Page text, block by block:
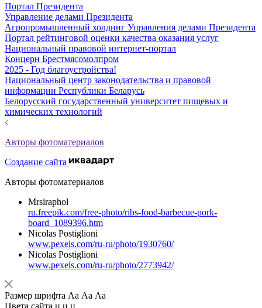
Портал Президента
Управление делами Президента
Агропромышленный холдинг Управления делами Президента
Портал рейтинговой оценки качества оказания услуг
Национальный правовой интернет-портал
Концерн Брестмясомолпром
2025 - Год благоустройства!
Национальный центр законодательства и правовой
информации Республики Беларусь
Белорусский государственный университет пищевых и
химических технологий
Авторы фотоматериалов
Создание сайта
Авторы фотоматериалов
Mrsiraphol
ru.freepik.com/free-photo/ribs-food-barbecue-pork-
board_1089396.htm
Nicolas Postiglioni
www.pexels.com/ru-ru/photo/1930760/
Nicolas Postiglioni
www.pexels.com/ru-ru/photo/2773942/
Размер шрифта Аа Аа Аа
Цвета сайта ц ц ц